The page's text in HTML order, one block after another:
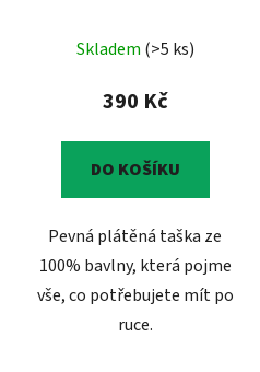
Skladem (>5 ks)
390 Kč
DO KOŠÍKU
Pevná plátěná taška ze
100% bavlny, která pojme
vše, co potřebujete mít po
ruce.